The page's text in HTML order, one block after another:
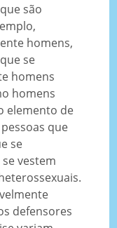
são
homens,
se
homens
homens
elemento de
que
se
vestem
defensores